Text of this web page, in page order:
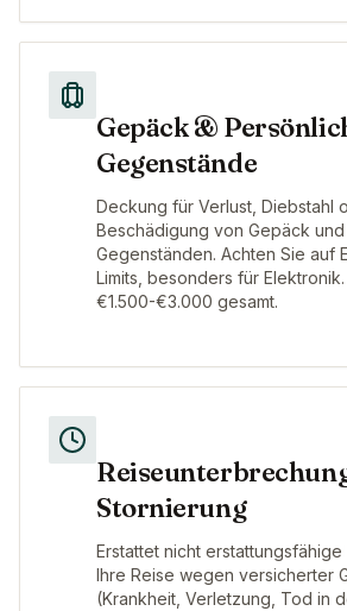
Gepäck &
Gegenstände
Deckung für Verlust, Diebstahl
Beschädigung von Gepäck
Gegenständen. Achten Sie auf
Limits, besonders für
€1.500-€3.000 gesamt.
Stornierung
Erstattet nicht
Ihre Reise wegen versicherter
(Krankheit, Verletzung, Tod in